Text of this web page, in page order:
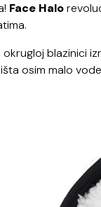
Face Halo
okrugloj blazinici
osim malo